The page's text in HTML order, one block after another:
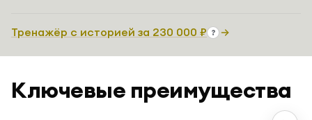
Тренажёр с историей за 230 000 ₽ ?
Ключевые преимущества
Быстрые и простые регулировки — ни одна
часть тренировки не будет прервана.